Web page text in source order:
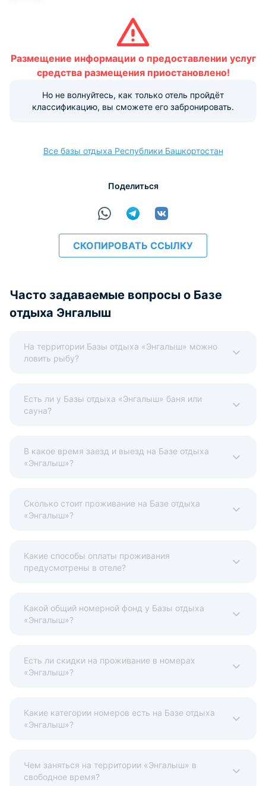
Условия и правила проживания:
Допускается размещение домашних животных. Данная
Варианты оплаты, доступные на ресепшене:
наличные.
Размещение информации о предоставлении услуг
средства размещения приостановлено!
Но не волнуйтесь, как только отель пройдёт
классификацию, вы сможете его забронировать.
Все базы отдыха Республики Башкортостан
Поделиться
СКОПИРОВАТЬ ССЫЛКУ
Часто задаваемые вопросы о Базе
отдыха Энгалыш
На территории Базы отдыха «Энгалыш» можно
ловить рыбу?
Есть ли у Базы отдыха «Энгалыш» баня или
сауна?
В какое время заезд и выезд на Базе отдыха
«Энгалыш»?
Сколько стоит проживание на Базе отдыха
«Энгалыш»?
Какие способы оплаты проживания
предусмотрены в отеле?
Какой общий номерной фонд у Базы отдыха
«Энгалыш»?
Есть ли скидки на проживание в номерах
«Энгалыш»?
Какие категории номеров есть на Базе отдыха
«Энгалыш»?
Чем заняться на территории «Энгалыш» в
свободное время?